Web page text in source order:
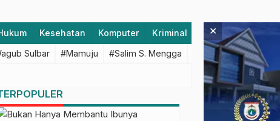
Kesehatan Komputer Kriminal Lifestyle
Sulbar #Mamuju #Salim S. Mengga #featured #Polda
×